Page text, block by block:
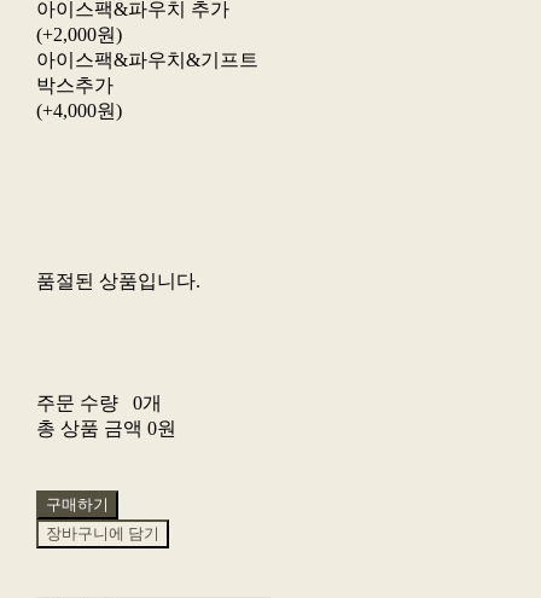
아이스팩&파우치 추가
(+2,000원)
아이스팩&파우치&기프트
박스추가
(+4,000원)
품절된 상품입니다.
주문 수량
0개
총 상품 금액 0원
구매하기
장바구니에 담기